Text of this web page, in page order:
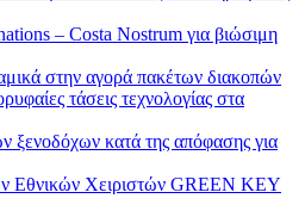
– Costa Nostrum για βιώσιμη
στην αγορά πακέτων διακοπών
τάσεις τεχνολογίας στα
ξενοδόχων κατά της απόφασης για
Εθνικών Χειριστών GREEN KEY